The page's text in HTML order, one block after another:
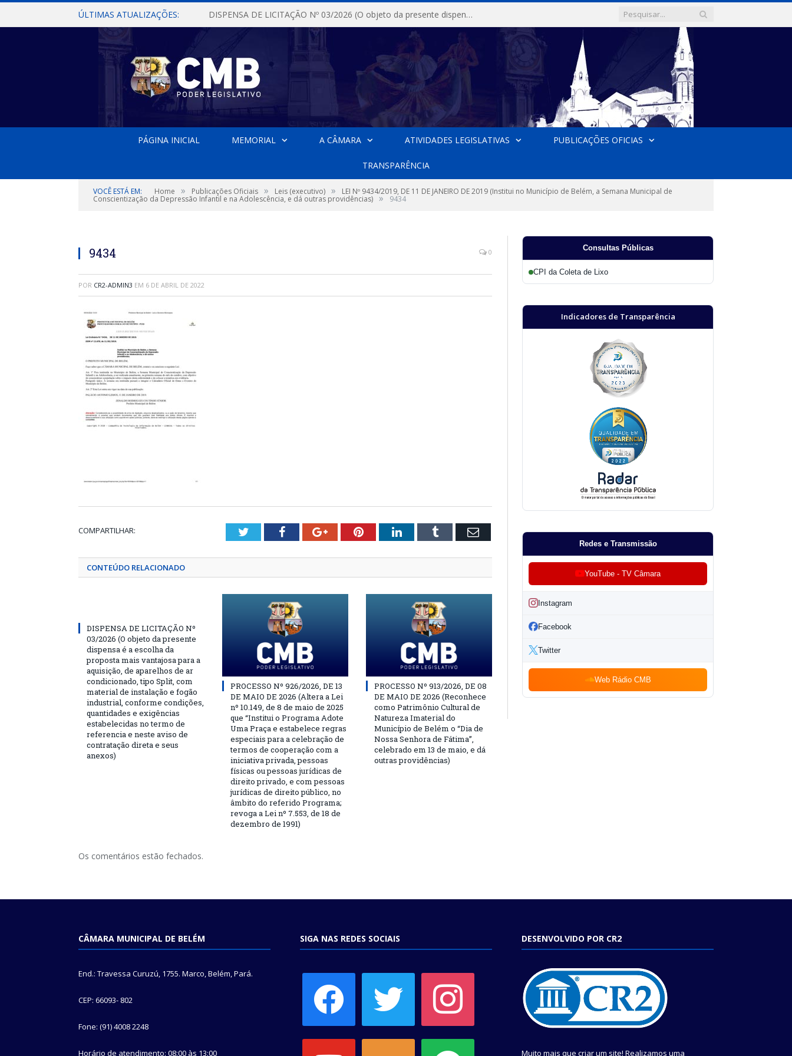
ÚLTIMAS ATUALIZAÇÕES: DISPENSA DE LICITAÇÃO Nº 03/2026 (O objeto da presente dispensa é a escolha da proposta mais vantajosa para a aquisição, de aparelhos de ar condicionado, tipo Split, com material de instalação e fogão industrial, conforme condições, quantidades e exigências estabelecidas no termo de referencia e neste aviso de contratação direta e seus anexos)
PÁGINA INICIAL MEMORIAL A CÂMARA ATIVIDADES LEGISLATIVAS PUBLICAÇÕES OFICIAS
TRANSPARÊNCIA
VOCÊ ESTÁ EM: Home » Publicações Oficiais » Leis (executivo) » LEI Nº 9434/2019, DE 11 DE JANEIRO DE 2019 (Institui no Município de Belém, a Semana Municipal de
Conscientização da Depressão Infantil e na Adolescência, e dá outras providências) » 9434
9434 0
POR CR2-ADMIN3 EM 6 DE ABRIL DE 2022
COMPARTILHAR: TwitterFacebookGoogle+PinterestLinkedInTumblr Email
CONTEÚDO RELACIONADO
DISPENSA DE LICITAÇÃO Nº
03/2026 (O objeto da presente
dispensa é a escolha da
proposta mais vantajosa para a
aquisição, de aparelhos de ar
condicionado, tipo Split, com
material de instalação e fogão
industrial, conforme condições,
quantidades e exigências
estabelecidas no termo de
referencia e neste aviso de
contratação direta e seus
anexos)
PROCESSO Nº 926/2026, DE 13
DE MAIO DE 2026 (Altera a Lei
nº 10.149, de 8 de maio de 2025
que “Institui o Programa Adote
Uma Praça e estabelece regras
especiais para a celebração de
termos de cooperação com a
iniciativa privada, pessoas
físicas ou pessoas jurídicas de
direito privado, e com pessoas
jurídicas de direito público, no
âmbito do referido Programa;
revoga a Lei nº 7.553, de 18 de
dezembro de 1991)
PROCESSO Nº 913/2026, DE 08
DE MAIO DE 2026 (Reconhece
como Patrimônio Cultural de
Natureza Imaterial do
Município de Belém o “Dia de
Nossa Senhora de Fátima”,
celebrado em 13 de maio, e dá
outras providências)
Os comentários estão fechados.
Consultas Públicas
CPI da Coleta de Lixo
Indicadores de Transparência
Redes e Transmissão
YouTube - TV Câmara
Instagram
Facebook
Twitter
Web Rádio CMB
CÂMARA MUNICIPAL DE BELÉM
End.: Travessa Curuzú, 1755. Marco, Belém, Pará.
CEP: 66093- 802
Fone: (91) 4008 2248
Horário de atendimento: 08:00 às 13:00
SIGA NAS REDES SOCIAIS DESENVOLVIDO POR CR2
Muito mais que criar um site! Realizamos uma